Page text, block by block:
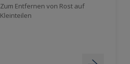
Zum Entfernen von Rost auf
Kleinteilen